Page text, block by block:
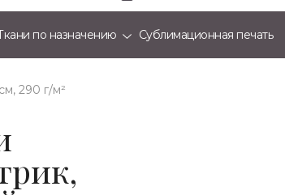
по назначению Сублимационная печать
290 г/м²